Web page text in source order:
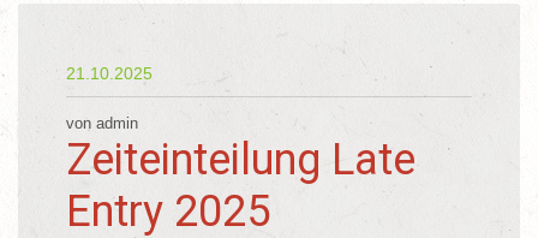
21.10.2025
von admin
Zeiteinteilung Late
Entry 2025